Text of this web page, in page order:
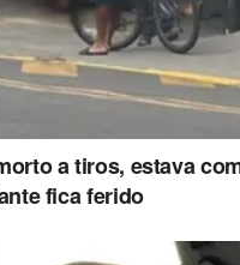
a tiros, estava
fica ferido